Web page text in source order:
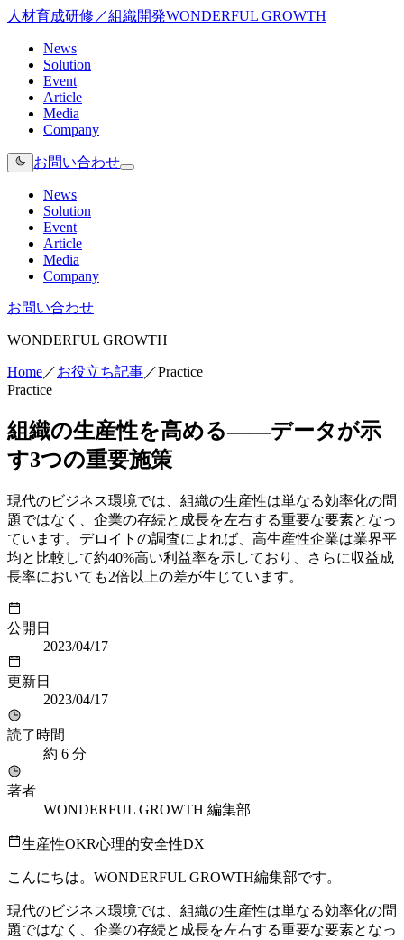
人材育成研修／組織開発WONDERFUL GROWTH
News
Solution
Event
Article
Media
Company
お問い合わせ
News
Solution
Event
Article
Media
Company
お問い合わせ
WONDERFUL GROWTH
Home／お役立ち記事／Practice
Practice
組織の生産性を高める——データが示
す3つの重要施策
現代のビジネス環境では、組織の生産性は単なる効率化の問
題ではなく、企業の存続と成長を左右する重要な要素となっ
ています。デロイトの調査によれば、高生産性企業は業界平
均と比較して約40%高い利益率を示しており、さらに収益成
長率においても2倍以上の差が生じています。
公開日
2023/04/17
更新日
2023/04/17
読了時間
約 6 分
著者
WONDERFUL GROWTH 編集部
生産性OKR心理的安全性DX
こんにちは。WONDERFUL GROWTH編集部です。
現代のビジネス環境では、組織の生産性は単なる効率化の問
題ではなく、企業の存続と成長を左右する重要な要素となっ